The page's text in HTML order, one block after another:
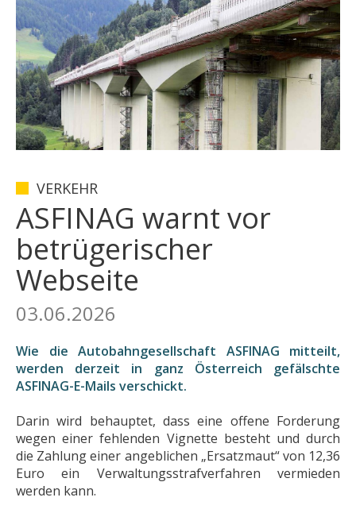
VERKEHR
ASFINAG warnt vor
betrügerischer
Webseite
03.06.2026
Wie die Autobahngesellschaft ASFINAG mitteilt,
werden derzeit in ganz Österreich gefälschte
ASFINAG-E-Mails verschickt.
Darin wird behauptet, dass eine offene Forderung
wegen einer fehlenden Vignette besteht und durch
die Zahlung einer angeblichen „Ersatzmaut“ von 12,36
Euro ein Verwaltungsstrafverfahren vermieden
werden kann.